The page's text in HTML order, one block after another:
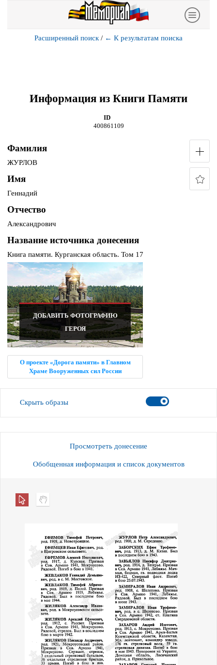
Расширенный поиск / ← К результатам поиска
Информация из Книги Памяти
ID
400861109
Фамилия
ЖУРЛОВ
Имя
Геннадий
Отчество
Александрович
Название источника донесения
Книга памяти. Курганская область. Том 17
ДОБАВИТЬ ФОТОГРАФИЮ
ГЕРОЯ
О проекте «Дорога памяти» в Главном
Храме Вооруженных сил России
Скрыть образы
Просмотреть донесение
Обобщенная информация и список документов